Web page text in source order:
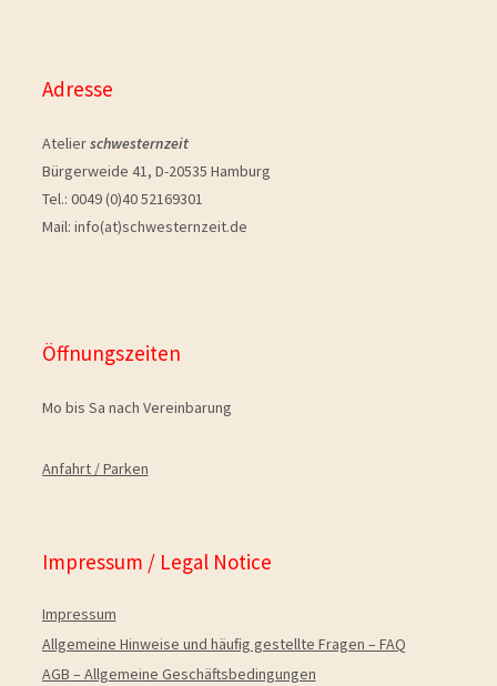
Adresse
Atelierschwesternzeit
Bürgerweide 41, D-20535 Hamburg
Tel.: 0049 (0)40 52169301
Mail: info(at)schwesternzeit.de
Öffnungszeiten
Mo bis Sa nach Vereinbarung
Anfahrt / Parken
Impressum / Legal Notice
Impressum
Allgemeine Hinweise und häuﬁg gestellte Fragen – FAQ
AGB – Allgemeine Geschäftsbedingungen